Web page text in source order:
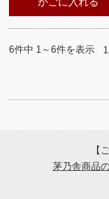
6件中 1～6件を表示 1
【
茅乃舎商品